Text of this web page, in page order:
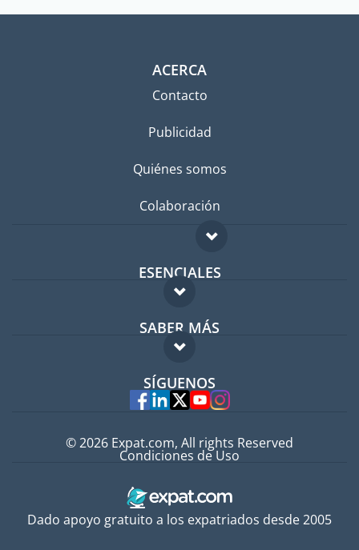
ACERCA
Contacto
Publicidad
Quiénes somos
Colaboración
ESENCIALES
Foro para expatriados
Guía para expatriados
Trabajos en el extranjero
SABER MÁS
FAQ
Expertos
SÍGUENOS
Dado apoyo gratuito a los expatriados desde 2005
© 2026 Expat.com, All rights Reserved
Condiciones de Uso